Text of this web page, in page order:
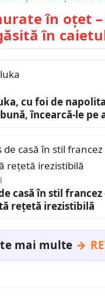
în oțet
în
cu foi de
încearcă-le pe
casă în stil francez
rețetă irezistibilă
mai multe